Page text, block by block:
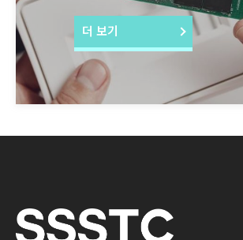
더 보기